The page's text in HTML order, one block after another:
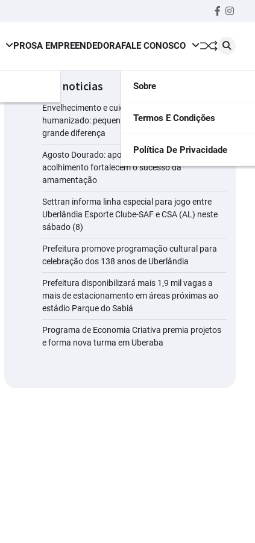
PROSA EMPREENDEDORAFALE CONOSCO
Sobre
Termos E Condições
Política De Privacidade
últimas noticias
Envelhecimento e cuidado consciente e
humanizado: pequenas atitudes que fazem
grande diferença
Agosto Dourado: apoio, informação e
acolhimento fortalecem o sucesso da
amamentação
Settran informa linha especial para jogo entre
Uberlândia Esporte Clube-SAF e CSA (AL) neste
sábado (8)
Prefeitura promove programação cultural para
celebração dos 138 anos de Uberlândia
Prefeitura disponibilizará mais 1,9 mil vagas a
mais de estacionamento em áreas próximas ao
estádio Parque do Sabiá
Programa de Economia Criativa premia projetos
e forma nova turma em Uberaba